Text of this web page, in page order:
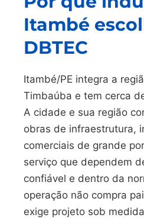
Itambé
DBTEC
Itambé/PE integra a
Timbaúba e tem cerca
A cidade e sua região
obras de infraestrutura,
comerciais de grande
serviço que dependem
confiável e dentro da
operação não compra
exige projeto sob